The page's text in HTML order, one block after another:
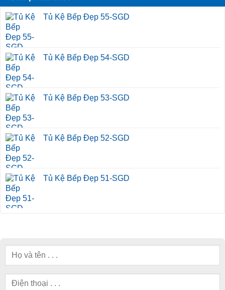
Tủ Kệ Bếp Đẹp 55-SGD
Tủ Kệ Bếp Đẹp 54-SGD
Tủ Kệ Bếp Đẹp 53-SGD
Tủ Kệ Bếp Đẹp 52-SGD
Tủ Kệ Bếp Đẹp 51-SGD